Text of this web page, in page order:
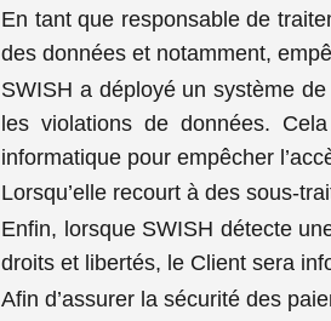
En tant que responsable de
des données et notamment,
SWISH a déployé un système
les violations de données.
informatique pour empêcher
Lorsqu’elle recourt à des sous-
Enfin, lorsque SWISH détecte
droits et libertés, le Client sera
Afin d’assurer la sécurité des